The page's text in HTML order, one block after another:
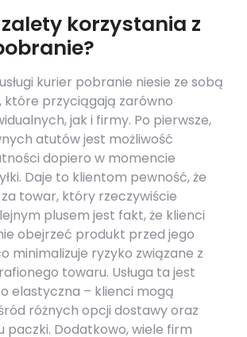
korzystania z
kurier pobranie niesie ze sobą
które przyciągają zarówno
jak i firmy. Po pierwsze,
atutów jest możliwość
dopiero w momencie
Daje to klientom pewność, że
towar, który rzeczywiście
plusem jest fakt, że klienci
obejrzeć produkt przed jego
minimalizuje ryzyko związane z
towaru. Usługa ta jest
elastyczna – klienci mogą
różnych opcji dostawy oraz
paczki. Dodatkowo, wiele firm